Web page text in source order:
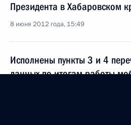
Президента в Хабаровском
8 июня 2012 года, 15:49
Исполнены пункты 3 и 4
данных по итогам работы